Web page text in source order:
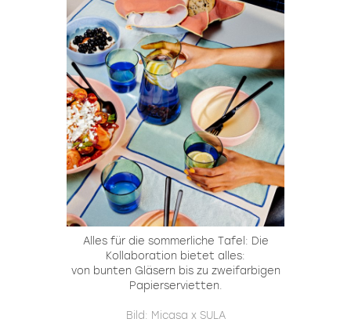
Alles für die sommerliche Tafel: Die
Kollaboration bietet alles:
von bunten Gläsern bis zu zweifarbigen
Papierservietten.
Bild: Micasa x SULA